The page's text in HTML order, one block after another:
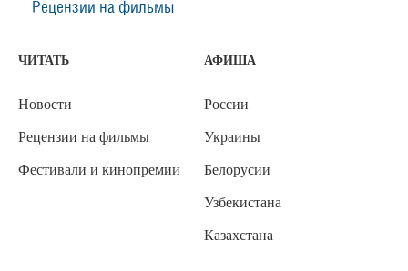
Рецензии на фильмы
ЧИТАТЬ
Новости
Рецензии на фильмы
Фестивали и кинопремии
АФИША
России
Украины
Белорусии
Узбекистана
Казахстана